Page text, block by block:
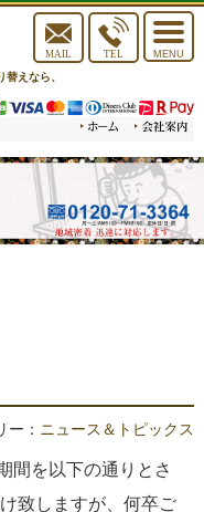
MAIL TEL
toggle
MENU
替えなら、
ー： ニュース＆トピックス
間を以下の通りとさ
致しますが、何卒ご